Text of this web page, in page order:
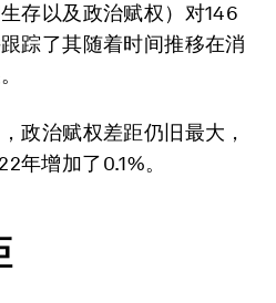
存以及政治赋权）对146
踪了其随着时间推移在消
政治赋权差距仍旧最大，
年增加了0.1%。